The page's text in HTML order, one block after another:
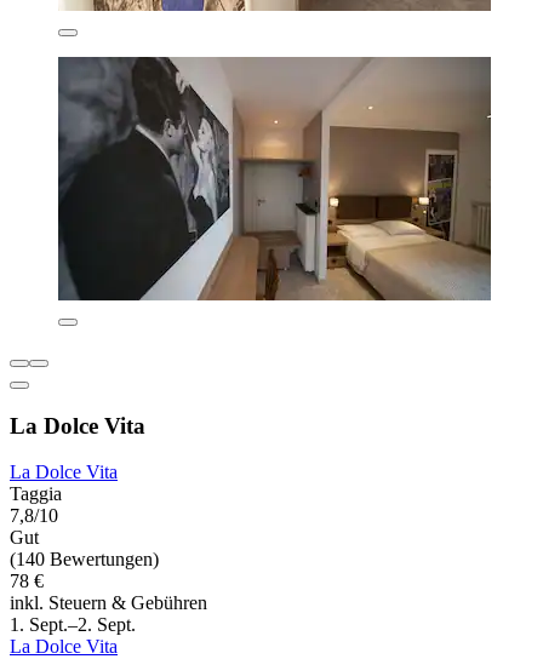
La Dolce Vita
La Dolce Vita
Taggia
7,8/10
Gut
(140 Bewertungen)
78 €
inkl. Steuern & Gebühren
1. Sept.–2. Sept.
La Dolce Vita